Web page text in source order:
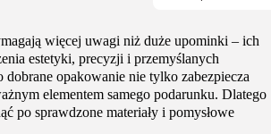
więcej uwagi niż duże upominki – ich
estetyki, precyzji i przemyślanych
opakowanie nie tylko zabezpiecza
elementem samego podarunku. Dlatego
po sprawdzone materiały i pomysłowe